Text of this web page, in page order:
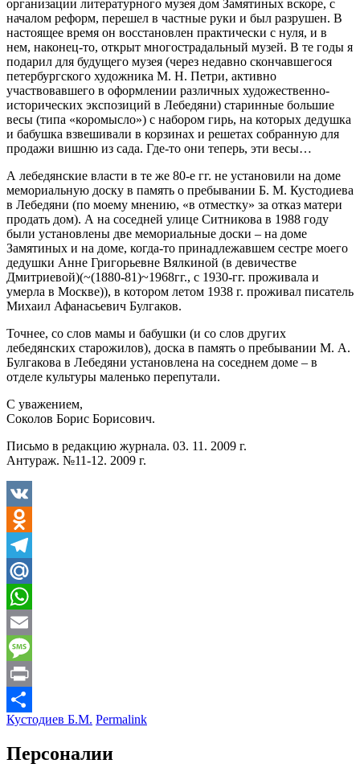
организации литературного музея дом Замятиных вскоре, с
началом реформ, перешел в частные руки и был разрушен. В
настоящее время он восстановлен практически с нуля, и в
нем, наконец-то, открыт многострадальный музей. В те годы я
подарил для будущего музея (через недавно скончавшегося
петербургского художника М. Н. Петри, активно
участвовавшего в оформлении различных художественно-
исторических экспозиций в Лебедяни) старинные большие
весы (типа «коромысло») с набором гирь, на которых дедушка
и бабушка взвешивали в корзинах и решетах собранную для
продажи вишню из сада. Где-то они теперь, эти весы…
А лебедянские власти в те же 80-е гг. не установили на доме
мемориальную доску в память о пребывании Б. М. Кустодиева
в Лебедяни (по моему мнению, «в отместку» за отказ матери
продать дом). А на соседней улице Ситникова в 1988 году
были установлены две мемориальные доски – на доме
Замятиных и на доме, когда-то принадлежавшем сестре моего
дедушки Анне Григорьевне Вялкиной (в девичестве
Дмитриевой)(~(1880-81)~1968гг., с 1930-гг. проживала и
умерла в Москве)), в котором летом 1938 г. проживал писатель
Михаил Афанасьевич Булгаков.
Точнее, со слов мамы и бабушки (и со слов других
лебедянских старожилов), доска в память о пребывании М. А.
Булгакова в Лебедяни установлена на соседнем доме – в
отделе культуры маленько перепутали.
С уважением,
Соколов Борис Борисович.
Письмо в редакцию журнала. 03. 11. 2009 г.
Антураж. №11-12. 2009 г.
VK
Odnoklassniki
Telegram
Mail.Ru
WhatsApp
Email
Message
Print
Отправить
Кустодиев Б.М. Permalink
Персоналии